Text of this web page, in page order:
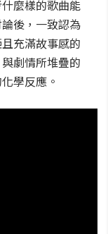
麼樣的歌曲能
後，一致認為
充滿故事感的
劇情所堆疊的
學反應。